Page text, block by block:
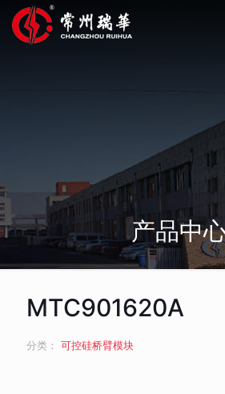
产品中
MTC901620A
分类： 可控硅桥臂模块